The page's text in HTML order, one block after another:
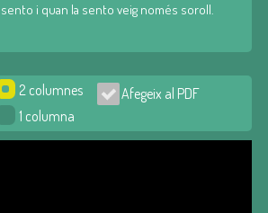
sento i quan la sento veig només soroll.
2 columnes
1 columna
Afegeix al PDF